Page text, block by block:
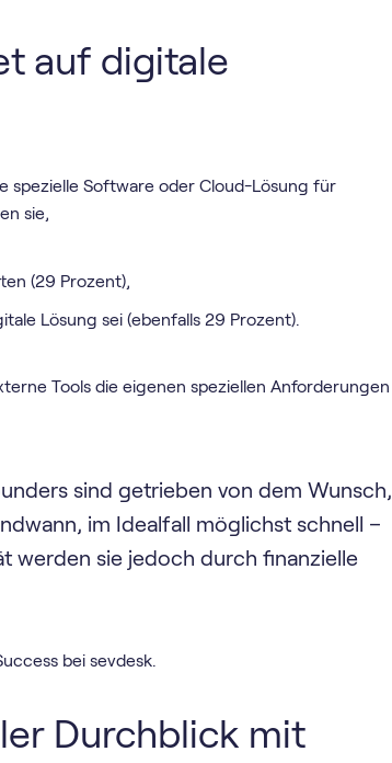
auf digitale
spezielle Software oder Cloud-Lösung für
sie,
(29 Prozent),
Lösung sei (ebenfalls 29 Prozent).
Tools die eigenen speziellen Anforderungen
sind getrieben von dem Wunsch,
im Idealfall möglichst schnell –
werden sie jedoch durch finanzielle
bei sevdesk.
Durchblick mit